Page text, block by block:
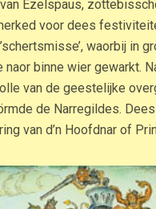
Ezelspaus,
voor dees
waorbij in
naor binne wier gewarkt.
van de geestelijke
de Narregildes.
van d’n Hoofdnar of